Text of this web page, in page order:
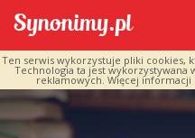
Ten serwis wykorzystuje pliki cookies,
Technologia ta jest wykorzystywana
reklamowych. Więcej informacji